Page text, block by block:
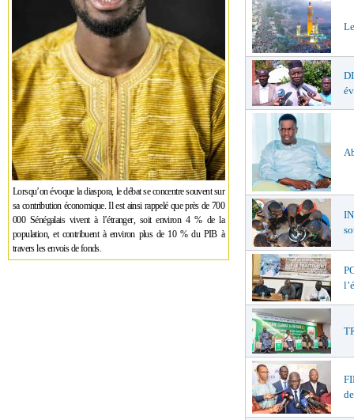
Lorsqu’on évoque la diaspora, le débat se concentre souvent sur
sa contribution économique. Il est ainsi rappelé que près de 700
000 Sénégalais vivent à l’étranger, soit environ 4 % de la
population, et contribuent à environ plus de 10 % du PIB à
travers les envois de fonds.